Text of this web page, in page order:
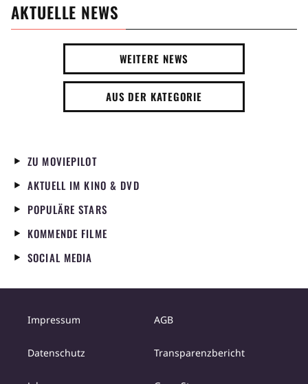
AKTUELLE NEWS
WEITERE NEWS
AUS DER KATEGORIE
ZU MOVIEPILOT
AKTUELL IM KINO & DVD
POPULÄRE STARS
KOMMENDE FILME
SOCIAL MEDIA
Impressum AGB
Datenschutz Transparenzbericht